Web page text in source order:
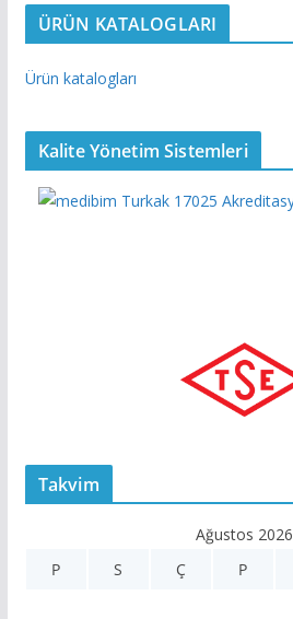
ÜRÜN KATALOGLARI
Ürün katalogları
Kalite Yönetim Sistemleri
Takvim
Ağustos 2026
P
S Ç P